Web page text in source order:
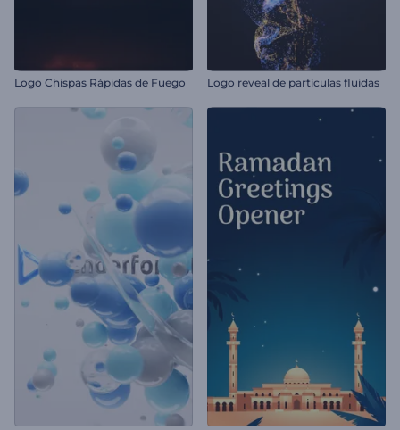
Logo Chispas Rápidas de Fuego Logo reveal de partículas fluidas